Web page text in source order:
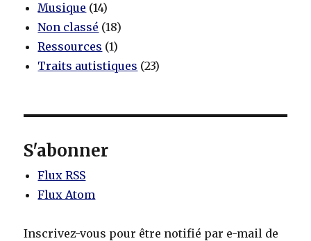
Musique (14)
Non classé (18)
Ressources (1)
Traits autistiques (23)
S'abonner
Flux RSS
Flux Atom
Inscrivez-vous pour être notifié par e-mail de